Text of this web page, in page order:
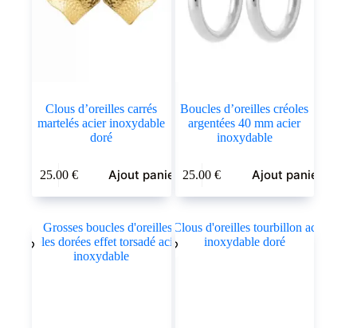
Clous d’oreilles carrés
martelés acier inoxydable
doré
25.00 € Ajout panier
Boucles d’oreilles créoles
argentées 40 mm acier
inoxydable
25.00€ Ajout panier